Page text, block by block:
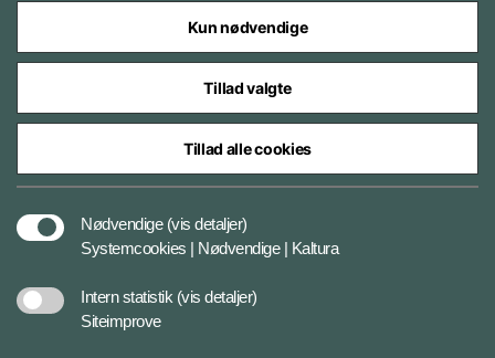
Styrelser og myndigheder under Forsvarsministeriet
Kun nødvendige
Tillad valgte
Tillad alle cookies
Nødvendige (vis detaljer)
Systemcookies | Nødvendige | Kaltura
Intern statistik (vis detaljer)
Siteimprove